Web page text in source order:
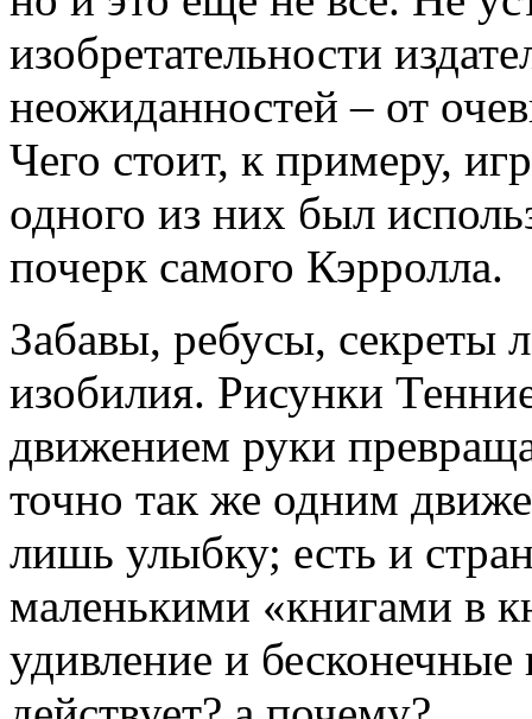
изобретательности
неожиданностей – от
Чего стоит, к примеру,
одного из них был
почерк самого Кэрролла.
Забавы, ребусы, секреты
изобилия. Рисунки
движением руки
точно так же одним
лишь улыбку; есть и
маленькими «книгами в
удивление и бесконечные